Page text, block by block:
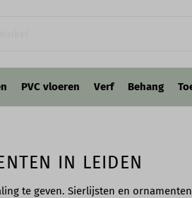
PVC vloeren Verf Behang
IN LEIDEN
te geven. Sierlijsten en